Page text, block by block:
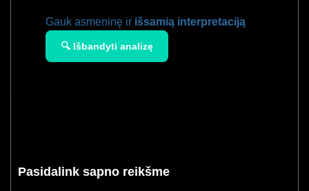
Gauk asmeninę ir išsamią interpretaciją
🔍 Išbandyti analizę
Pasidalink sapno reikšme